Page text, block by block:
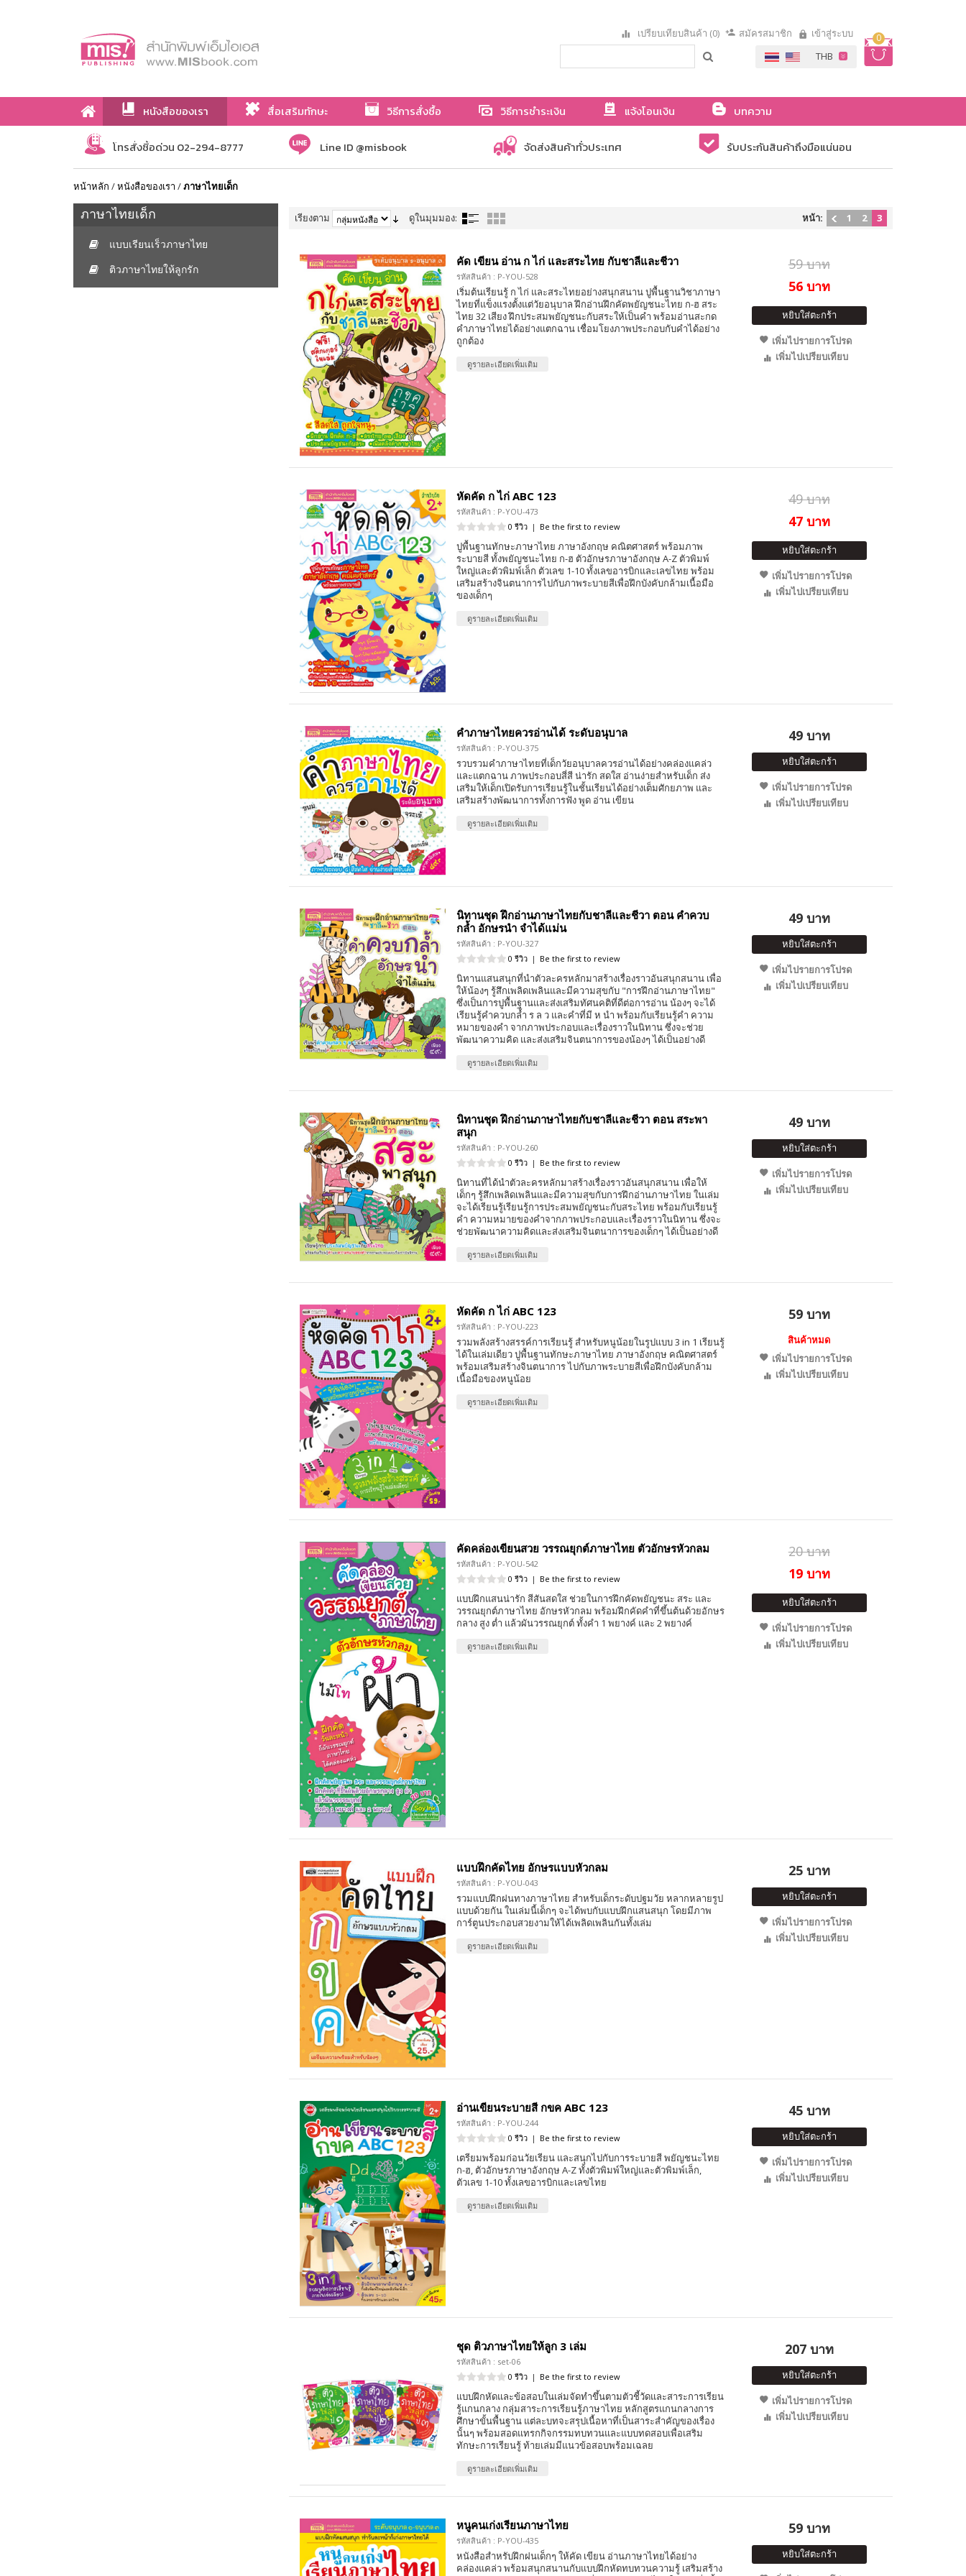
0
เปรียบเทียบสินค้า (0) สมัครสมาชิก เข้าสู่ระบบ
หนังสือของเรา สื่อเสริมทักษะ วิธีการสั่งซื้อ วิธีการชำระเงิน แจ้งโอนเงิน
บทความ
เกี่ยวกับเรา
โทรสั่งซื้อด่วน 02-294-8777 Line ID @misbook จัดส่งสินค้าทั่วประเทศ รับประกันสินค้าถึงมือแน่นอน
หน้าหลัก /หนังสือของเรา /ภาษาไทยเด็ก
ภาษาไทยเด็ก
แบบเรียนเร็วภาษาไทย
ติวภาษาไทยให้ลูกรัก
เรียงตาม ดูในมุมมอง: หน้า: 1 2 3
คัด เขียน อ่าน ก ไก่ และสระไทย กับชาลีและชีวา
รหัสสินค้า : P-YOU-528
เริ่มต้นเรียนรู้ ก ไก่ และสระไทยอย่างสนุกสนาน ปูพื้นฐานวิชาภาษา
ไทยที่แข็งแรงตั้งแต่วัยอนุบาล ฝึกอ่านฝึกคัดพยัญชนะไทย ก-ฮ สระ
ไทย 32 เสียง ฝึกประสมพยัญชนะกับสระให้เป็นคำ พร้อมอ่านสะกด
คำภาษาไทยได้อย่างแตกฉาน เชื่อมโยงภาพประกอบกับคำได้อย่าง
ถูกต้อง
ดูรายละเอียดเพิ่มเติม
59 บาท
56 บาท
หยิบใส่ตะกร้า
เพิ่มไปรายการโปรด
เพิ่มไปเปรียบเทียบ
หัดคัด ก ไก่ ABC 123
รหัสสินค้า : P-YOU-473
0 รีวิว | Be the first to review
ปูพื้นฐานทักษะภาษาไทย ภาษาอังกฤษ คณิตศาสตร์ พร้อมภาพ
ระบายสี ทั้งพยัญชนะไทย ก-ฮ ตัวอักษรภาษาอังกฤษ A-Z ตัวพิมพ์
ใหญ่และตัวพิมพ์เล็ก ตัวเลข 1-10 ทั้งเลขอารบิกและเลขไทย พร้อม
เสริมสร้างจินตนาการไปกับภาพระบายสีเพื่อฝึกบังคับกล้ามเนื้อมือ
ของเด็กๆ
ดูรายละเอียดเพิ่มเติม
49 บาท
47 บาท
หยิบใส่ตะกร้า
เพิ่มไปรายการโปรด
เพิ่มไปเปรียบเทียบ
คำภาษาไทยควรอ่านได้ ระดับอนุบาล
รหัสสินค้า : P-YOU-375
รวบรวมคำภาษาไทยที่เด็กวัยอนุบาลควรอ่านได้อย่างคล่องแคล่ว
และแตกฉาน ภาพประกอบสี่สี น่ารัก สดใส อ่านง่ายสำหรับเด็ก ส่ง
เสริมให้เด็กเปิดรับการเรียนรู้ในชั้นเรียนได้อย่างเต็มศักยภาพ และ
เสริมสร้างพัฒนาการทั้งการฟัง พูด อ่าน เขียน
ดูรายละเอียดเพิ่มเติม
49 บาท
หยิบใส่ตะกร้า
เพิ่มไปรายการโปรด
เพิ่มไปเปรียบเทียบ
นิทานชุด ฝึกอ่านภาษาไทยกับชาลีและชีวา ตอน คำควบ
กล้ำ อักษรนำ จำได้แม่น
รหัสสินค้า : P-YOU-327
0 รีวิว | Be the first to review
นิทานแสนสนุกที่นำตัวละครหลักมาสร้างเรื่องราวอันสนุกสนาน เพื่อ
ให้น้องๆ รู้สึกเพลิดเพลินและมีความสุขกับ "การฝึกอ่านภาษาไทย"
ซึ่งเป็นการปูพื้นฐานและส่งเสริมทัศนคติที่ดีต่อการอ่าน น้องๆ จะได้
เรียนรู้คำควบกล้ำ ร ล ว และคำที่มี ห นำ พร้อมกับเรียนรู้คำ ความ
หมายของคำ จากภาพประกอบและเรื่องราวในนิทาน ซึ่งจะช่วย
พัฒนาความคิด และส่งเสริมจินตนาการของน้องๆ ได้เป็นอย่างดี
ดูรายละเอียดเพิ่มเติม
49 บาท
หยิบใส่ตะกร้า
เพิ่มไปรายการโปรด
เพิ่มไปเปรียบเทียบ
นิทานชุด ฝึกอ่านภาษาไทยกับชาลีและชีวา ตอน สระพา
สนุก
รหัสสินค้า : P-YOU-260
0 รีวิว | Be the first to review
นิทานที่ได้นำตัวละครหลักมาสร้างเรื่องราวอันสนุกสนาน เพื่อให้
เด็กๆ รู้สึกเพลิดเพลินและมีความสุขกับการฝึกอ่านภาษาไทย ในเล่ม
จะได้เรียนรู้เรียนรู้การประสมพยัญชนะกับสระไทย พร้อมกับเรียนรู้
คำ ความหมายของคำจากภาพประกอบและเรื่องราวในนิทาน ซึ่งจะ
ช่วยพัฒนาความคิดและส่งเสริมจินตนาการของเด็กๆ ได้เป็นอย่างดี
ดูรายละเอียดเพิ่มเติม
49 บาท
หยิบใส่ตะกร้า
เพิ่มไปรายการโปรด
เพิ่มไปเปรียบเทียบ
หัดคัด ก ไก่ ABC 123
รหัสสินค้า : P-YOU-223
รวมพลังสร้างสรรค์การเรียนรู้ สำหรับหนูน้อยในรูปแบบ 3 in 1 เรียนรู้
ได้ในเล่มเดียว ปูพื้นฐานทักษะภาษาไทย ภาษาอังกฤษ คณิตศาสตร์
พร้อมเสริมสร้างจินตนาการ ไปกับภาพระบายสีเพื่อฝึกบังคับกล้าม
เนื้อมือของหนูน้อย
ดูรายละเอียดเพิ่มเติม
59 บาท
สินค้าหมด
เพิ่มไปรายการโปรด
เพิ่มไปเปรียบเทียบ
คัดคล่องเขียนสวย วรรณยุกต์ภาษาไทย ตัวอักษรหัวกลม
รหัสสินค้า : P-YOU-542
0 รีวิว | Be the first to review
แบบฝึกแสนน่ารัก สีสันสดใส ช่วยในการฝึกคัดพยัญชนะ สระ และ
วรรณยุกต์ภาษาไทย อักษรหัวกลม พร้อมฝึกคัดคำที่ขึ้นต้นด้วยอักษร
กลาง สูง ต่ำ แล้วผันวรรณยุกต์ ทั้งคำ 1 พยางค์ และ 2 พยางค์
ดูรายละเอียดเพิ่มเติม
20 บาท
19 บาท
หยิบใส่ตะกร้า
เพิ่มไปรายการโปรด
เพิ่มไปเปรียบเทียบ
แบบฝึกคัดไทย อักษรแบบหัวกลม
รหัสสินค้า : P-YOU-043
รวมแบบฝึกฝนทางภาษาไทย สำหรับเด็กระดับปฐมวัย หลากหลายรูป
แบบด้วยกัน ในเล่มนี้เด็กๆ จะได้พบกับแบบฝึกแสนสนุก โดยมีภาพ
การ์ตูนประกอบสวยงามให้ได้เพลิดเพลินกันทั้งเล่ม
ดูรายละเอียดเพิ่มเติม
25 บาท
หยิบใส่ตะกร้า
เพิ่มไปรายการโปรด
เพิ่มไปเปรียบเทียบ
อ่านเขียนระบายสี กขค ABC 123
รหัสสินค้า : P-YOU-244
0 รีวิว | Be the first to review
เตรียมพร้อมก่อนวัยเรียน และสนุกไปกับการระบายสี พยัญชนะไทย
ก-ฮ, ตัวอักษรภาษาอังกฤษ A-Z ทั้งตัวพิมพ์ใหญ่และตัวพิมพ์เล็ก,
ตัวเลข 1-10 ทั้งเลขอารบิกและเลขไทย
ดูรายละเอียดเพิ่มเติม
45 บาท
หยิบใส่ตะกร้า
เพิ่มไปรายการโปรด
เพิ่มไปเปรียบเทียบ
ชุด ติวภาษาไทยให้ลูก 3 เล่ม
รหัสสินค้า : set-06
0 รีวิว | Be the first to review
แบบฝึกหัดและข้อสอบในเล่มจัดทำขึ้นตามตัวชี้วัดและสาระการเรียน
รู้แกนกลาง กลุ่มสาระการเรียนรู้ภาษาไทย หลักสูตรแกนกลางการ
ศึกษาขั้นพื้นฐาน แต่ละบทจะสรุปเนื้อหาที่เป็นสาระสำคัญของเรื่อง
นั้นๆ พร้อมสอดแทรกกิจกรรมทบทวนและแบบทดสอบเพื่อเสริม
ทักษะการเรียนรู้ ท้ายเล่มมีแนวข้อสอบพร้อมเฉลย
ดูรายละเอียดเพิ่มเติม
207 บาท
หยิบใส่ตะกร้า
เพิ่มไปรายการโปรด
เพิ่มไปเปรียบเทียบ
หนูคนเก่งเรียนภาษาไทย
รหัสสินค้า : P-YOU-435
หนังสือสำหรับฝึกฝนเด็กๆ ให้คัด เขียน อ่านภาษาไทยได้อย่าง
คล่องแคล่ว พร้อมสนุกสนานกับแบบฝึกหัดทบทวนความรู้ เสริมสร้าง
59 บาท
หยิบใส่ตะกร้า